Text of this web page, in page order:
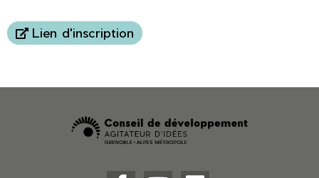
Lien d'inscription